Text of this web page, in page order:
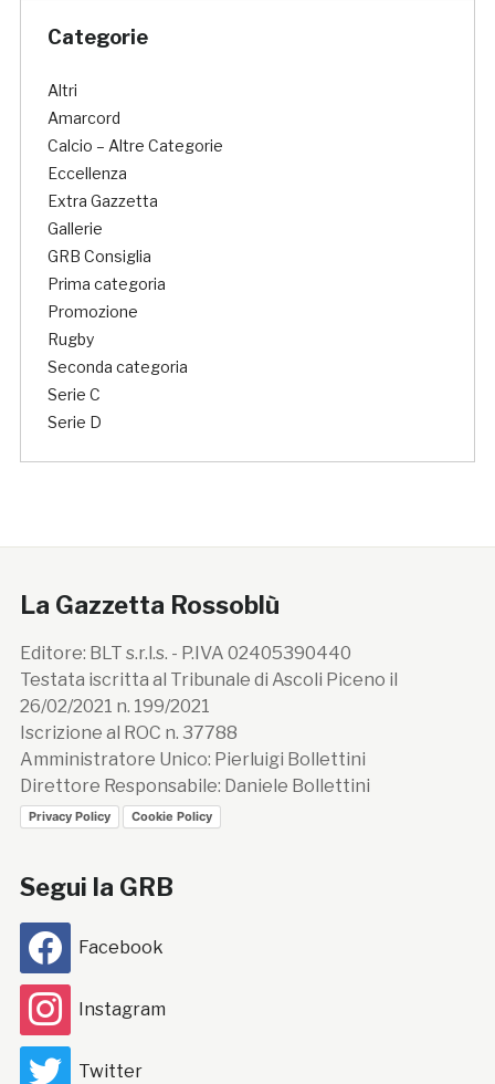
Categorie
Altri
Amarcord
Calcio – Altre Categorie
Eccellenza
Extra Gazzetta
Gallerie
GRB Consiglia
Prima categoria
Promozione
Rugby
Seconda categoria
Serie C
Serie D
La Gazzetta Rossoblù
Editore: BLT s.r.l.s. - P.IVA 02405390440
Testata iscritta al Tribunale di Ascoli Piceno il
26/02/2021 n. 199/2021
Iscrizione al ROC n. 37788
Amministratore Unico: Pierluigi Bollettini
Direttore Responsabile: Daniele Bollettini
Privacy Policy Cookie Policy
Segui la GRB
Facebook
Instagram
Twitter